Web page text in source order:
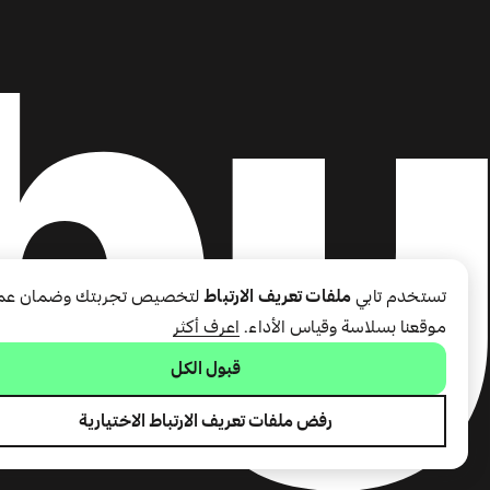
تستخدم تابي ملفات تعريف الارتباطلتخصيص تجربتك وضمان
موقعنا بسلاسة وقياس الأداء. اعرف أكثر
قبول الكل
رفض ملفات تعريف الارتباط الاختيارية